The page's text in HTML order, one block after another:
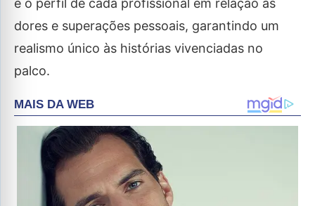
e o perfil de cada profissional em relação às
dores e superações pessoais, garantindo um
realismo único às histórias vivenciadas no
palco.